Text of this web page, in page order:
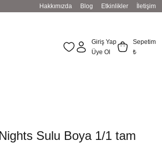
Hakkımızda Blog Etkinlikler İletişim
Giriş Yap
Üye Ol
Sepetim
₺
Sulu Boya 1/1 tam